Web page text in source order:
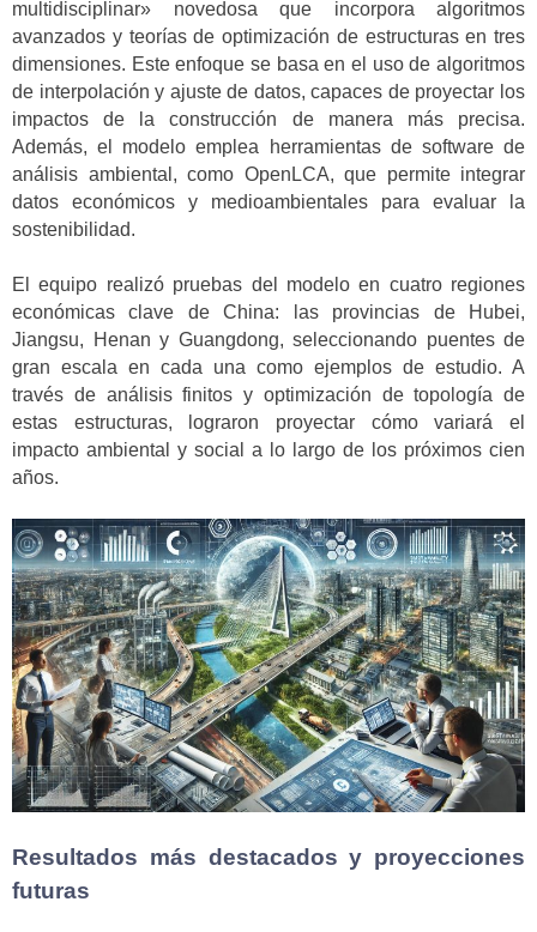
multidisciplinar» novedosa que incorpora algoritmos
avanzados y teorías de optimización de estructuras en tres
dimensiones. Este enfoque se basa en el uso de algoritmos
de interpolación y ajuste de datos, capaces de proyectar los
impactos de la construcción de manera más precisa.
Además, el modelo emplea herramientas de software de
análisis ambiental, como OpenLCA, que permite integrar
datos económicos y medioambientales para evaluar la
sostenibilidad.
El equipo realizó pruebas del modelo en cuatro regiones
económicas clave de China: las provincias de Hubei,
Jiangsu, Henan y Guangdong, seleccionando puentes de
gran escala en cada una como ejemplos de estudio. A
través de análisis finitos y optimización de topología de
estas estructuras, lograron proyectar cómo variará el
impacto ambiental y social a lo largo de los próximos cien
años.
Resultados más destacados y proyecciones
futuras